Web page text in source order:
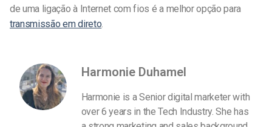
de uma ligação à Internet com fios é a melhor opção para
transmissão em direto.
Harmonie Duhamel
Harmonie is a Senior digital marketer with
over 6 years in the Tech Industry. She has